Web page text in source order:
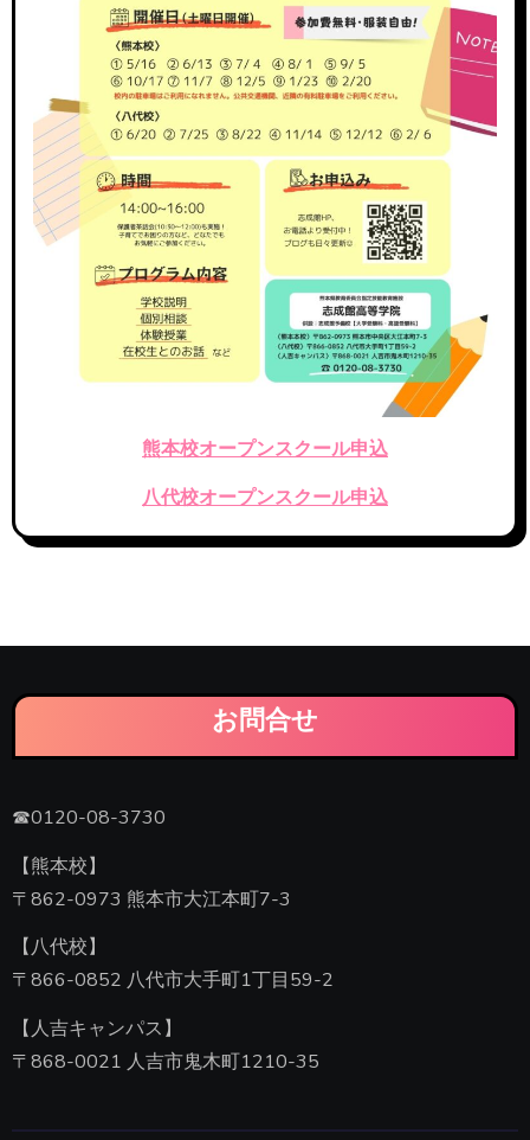
熊本校オープンスクール申込
八代校オープンスクール申込
お問合せ
☎0120-08-3730
【熊本校】
〒862-0973 熊本市大江本町7-3
【八代校】
〒866-0852 八代市大手町1丁目59-2
【人吉キャンパス】
〒868-0021 人吉市鬼木町1210-35